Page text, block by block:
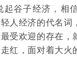
起谷子经济，相
人经济的代名词
受欢迎的存在，
红，面对着大火